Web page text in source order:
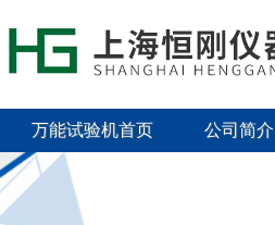
万能试验机首页 公司简介